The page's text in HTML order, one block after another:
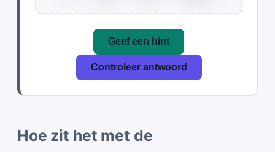
Geef een hint
Controleer antwoord
Hoe zit het met de